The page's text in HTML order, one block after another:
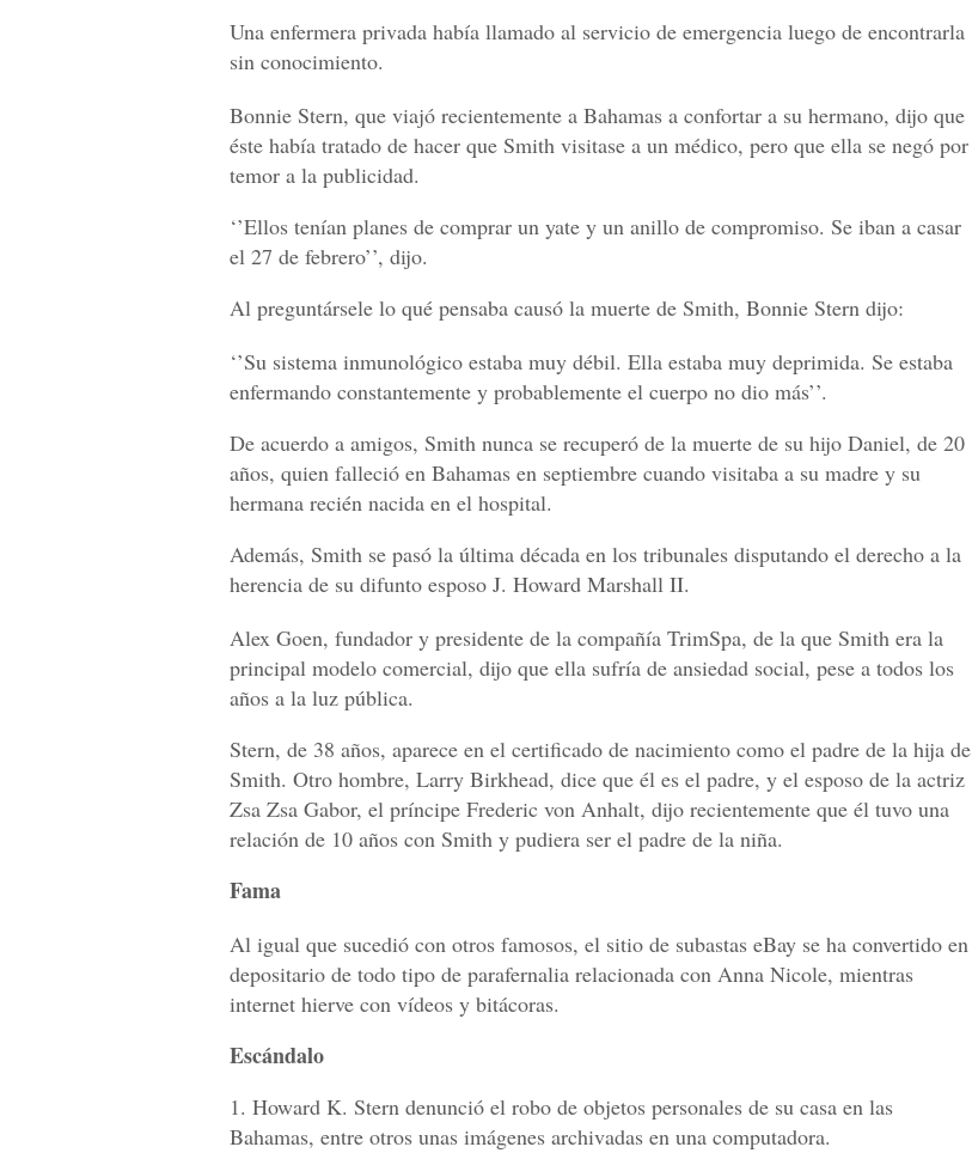
Una enfermera privada había llamado al servicio de emergencia luego de encontrarla
sin conocimiento.
Bonnie Stern, que viajó recientemente a Bahamas a confortar a su hermano, dijo que
éste había tratado de hacer que Smith visitase a un médico, pero que ella se negó por
temor a la publicidad.
‘’Ellos tenían planes de comprar un yate y un anillo de compromiso. Se iban a casar
el 27 de febrero’’, dijo.
Al preguntársele lo qué pensaba causó la muerte de Smith, Bonnie Stern dijo:
‘’Su sistema inmunológico estaba muy débil. Ella estaba muy deprimida. Se estaba
enfermando constantemente y probablemente el cuerpo no dio más’’.
De acuerdo a amigos, Smith nunca se recuperó de la muerte de su hijo Daniel, de 20
años, quien falleció en Bahamas en septiembre cuando visitaba a su madre y su
hermana recién nacida en el hospital.
Además, Smith se pasó la última década en los tribunales disputando el derecho a la
herencia de su difunto esposo J. Howard Marshall II.
Alex Goen, fundador y presidente de la compañía TrimSpa, de la que Smith era la
principal modelo comercial, dijo que ella sufría de ansiedad social, pese a todos los
años a la luz pública.
Stern, de 38 años, aparece en el certificado de nacimiento como el padre de la hija de
Smith. Otro hombre, Larry Birkhead, dice que él es el padre, y el esposo de la actriz
Zsa Zsa Gabor, el príncipe Frederic von Anhalt, dijo recientemente que él tuvo una
relación de 10 años con Smith y pudiera ser el padre de la niña.
Fama
Al igual que sucedió con otros famosos, el sitio de subastas eBay se ha convertido en
depositario de todo tipo de parafernalia relacionada con Anna Nicole, mientras
internet hierve con vídeos y bitácoras.
Escándalo
1. Howard K. Stern denunció el robo de objetos personales de su casa en las
Bahamas, entre otros unas imágenes archivadas en una computadora.